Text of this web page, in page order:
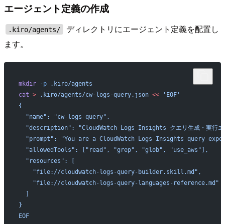
エージェント定義の作成
.kiro/agents/
ディレクトリにエージェント定義を配置し
ます。
mkdir -p .kiro/agents
cat > .kiro/agents/cw-logs-query.json << 'EOF'
{
  "name": "cw-logs-query",
"description": "CloudWatch Logs Insights クエリ生成・実行エ
"prompt": "You are a CloudWatch Logs Insights query
  "allowedTools": ["read", "grep", "glob", "use_aws"],
  "resources": [
    "file://cloudwatch-logs-query-builder.skill.md",
    "file://cloudwatch-logs-query-languages-reference.md"
}
EOF